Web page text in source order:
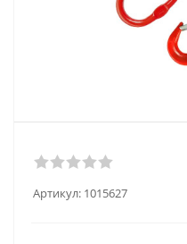
Артикул: 1015627